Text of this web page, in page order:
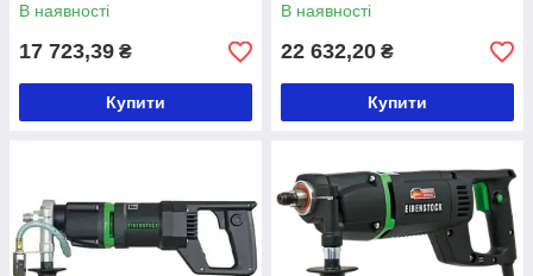
В наявності
17 723,39 ₴
Купити
В наявності
22 632,20 ₴
Купити